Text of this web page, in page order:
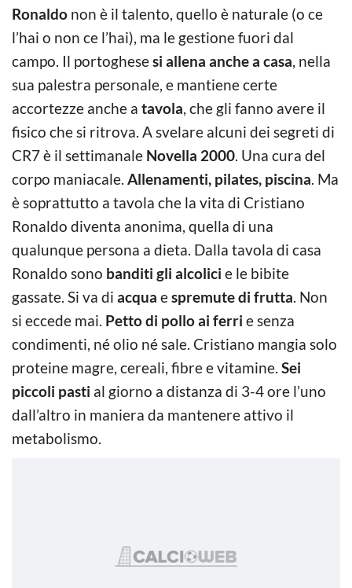
Ronaldo non è il talento, quello è naturale (o ce
l’hai o non ce l’hai), ma le gestione fuori dal
campo. Il portoghesesi allena anche a casa, nella
sua palestra personale, e mantiene certe
accortezze anche a tavola, che gli fanno avere il
fisico che si ritrova. A svelare alcuni dei segreti di
CR7 è il settimanale Novella 2000. Una cura del
corpo maniacale. Allenamenti, pilates, piscina. Ma
è soprattutto a tavola che la vita di Cristiano
Ronaldo diventa anonima, quella di una
qualunque persona a dieta. Dalla tavola di casa
Ronaldo sono banditi gli alcolici e le bibite
gassate. Si va di acqua espremute di frutta. Non
si eccede mai. Petto di pollo ai ferri e senza
condimenti, né olio né sale. Cristiano mangia solo
proteine magre, cereali, fibre e vitamine. Sei
piccoli pasti al giorno a distanza di 3-4 ore l’uno
dall’altro in maniera da mantenere attivo il
metabolismo.